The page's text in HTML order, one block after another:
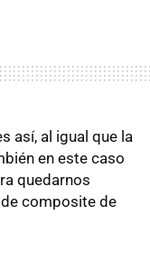
así, al igual que la
en este caso
quedarnos
composite de